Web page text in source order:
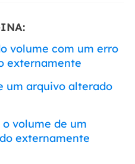
volume com um erro
externamente
um arquivo alterado
volume de um
externamente